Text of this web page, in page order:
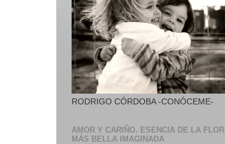
RODRIGO CÓRDOBA -CONÓCEME-
AMOR Y CARIÑO. ESENCIA DE LA FLOR
MÁS BELLA IMAGINADA